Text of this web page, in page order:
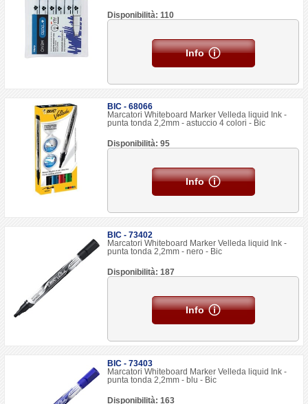
Disponibilità: 110
Info
BIC - 68066
Marcatori Whiteboard Marker Velleda liquid Ink -
punta tonda 2,2mm - astuccio 4 colori - Bic
Disponibilità: 95
Info
BIC - 73402
Marcatori Whiteboard Marker Velleda liquid Ink -
punta tonda 2,2mm - nero - Bic
Disponibilità: 187
Info
BIC - 73403
Marcatori Whiteboard Marker Velleda liquid Ink -
punta tonda 2,2mm - blu - Bic
Disponibilità: 163